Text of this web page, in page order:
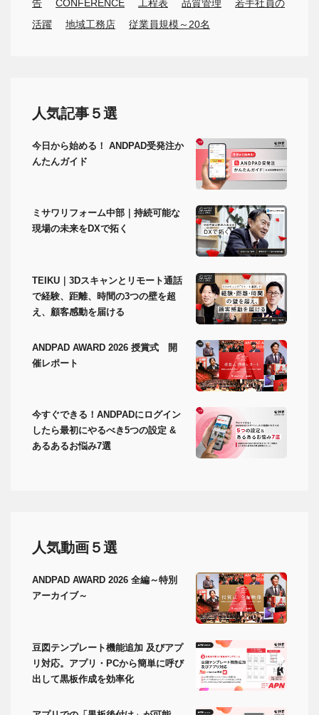
告 CONFERENCE 工程表 品質管理
若手社員の
活躍
地域工務店 従業員規模～20名
人気記事５選
今日から始める！ ANDPAD受発注か
んたんガイド
ミサワリフォーム中部｜持続可能な
現場の未来をDXで拓く
TEIKU｜3Dスキャンとリモート通話
で経験、距離、時間の3つの壁を超
え、顧客感動を届ける
ANDPAD AWARD 2026 授賞式 開
催レポート
今すぐできる！ANDPADにログイン
したら最初にやるべき5つの設定 &
あるあるお悩み7選
人気動画５選
ANDPAD AWARD 2026 全編～特別
アーカイブ～
豆図テンプレート機能追加 及びアプ
リ対応。アプリ・PCから簡単に呼び
出して黒板作成を効率化